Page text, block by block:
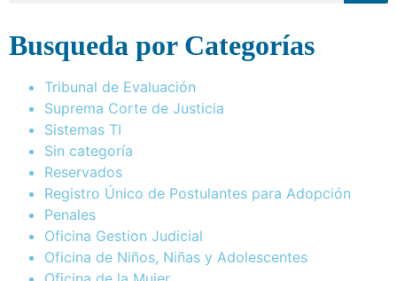
Busqueda por Categorías
Tribunal de Evaluación
Suprema Corte de Justicia
Sistemas TI
Sin categoría
Reservados
Registro Único de Postulantes para Adopción
Penales
Oficina Gestion Judicial
Oficina de Niños, Niñas y Adolescentes